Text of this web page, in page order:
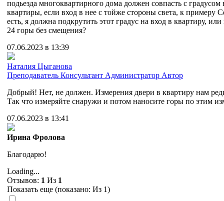
подьезда многоквартирного дома должен совпасть с градусом
квартиры, если вход в нее с тойже стороны света, к примеру
есть, я должна подкрутить этот градус на вход в квартиру,
24 горы без смещения?
07.06.2023 в 13:39
Наталия Цыганова
Преподаватель Консультант Администратор Автор
Добрый! Нет, не должен. Измерения двери в квартиру нам
Так что измеряйте снаружи и потом наносите горы по этим
07.06.2023 в 13:41
Ирина Фролова
Благодарю!
Loading...
Отзывов: 1 Из 1
Показать еще (показано: Из 1)